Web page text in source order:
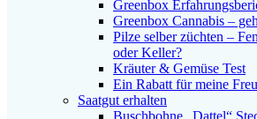
Greenbox
Greenbox Cannabis –
Pilze selber züchten –
oder Keller?
Kräuter & Gemüse Test
Ein Rabatt für meine
Saatgut erhalten
Buschbohne „Dattel“